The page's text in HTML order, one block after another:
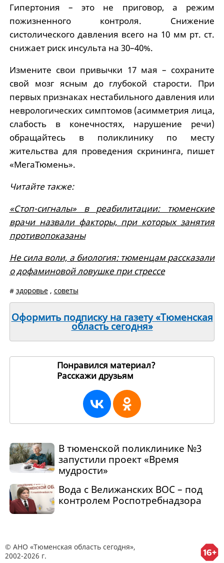
Гипертония – это не приговор, а режим
пожизненного контроля. Снижение
систолического давления всего на 10 мм рт. ст.
снижает риск инсульта на 30–40%.
Измените свои привычки 17 мая – сохраните
свой мозг ясным до глубокой старости. При
первых признаках нестабильного давления или
неврологических симптомов (асимметрия лица,
слабость в конечностях, нарушение речи)
обращайтесь в поликлинику по месту
жительства для проведения скрининга, пишет
«МегаТюмень».
Читайте также:
«Стоп-сигналы» в реабилитации: тюменские
врачи назвали факторы, при которых занятия
противопоказаны
Не сила воли, а биология: тюменцам рассказали
о дофаминовой ловушке при стрессе
# здоровье, советы
Оформить подписку на газету «Тюменская
область сегодня»
Понравился материал?
Расскажи друзьям
В тюменской поликлинике №3
запустили проект «Время
мудрости»
Вода с Велижанских ВОС – под
контролем Роспотребнадзора
© АНО «Тюменская область сегодня»,
2002-2026 г.